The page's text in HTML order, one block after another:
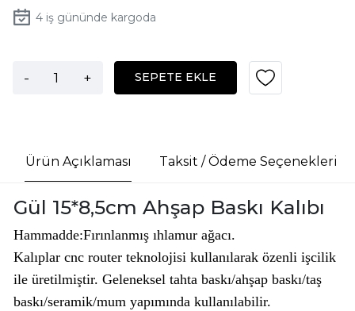
4iş gününde kargoda
- + SEPETE EKLE
Ürün Açıklaması Taksit / Ödeme Seçenekleri
Gül 15*8,5cm Ahşap Baskı Kalıbı
Hammadde:Fırınlanmış ıhlamur ağacı.
Kalıplar cnc router teknolojisi kullanılarak özenli işcilik
ile üretilmiştir. Geleneksel tahta baskı/ahşap baskı/taş
baskı/seramik/mum yapımında kullanılabilir.